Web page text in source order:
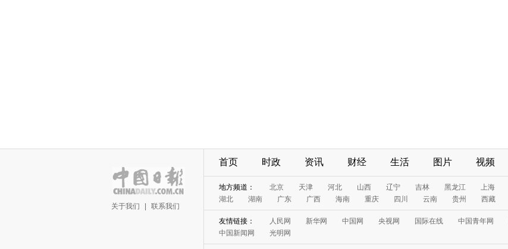
关于我们 联系我们
首页 时政 资讯 财经 生活 图片 视频
地方频道： 北京 天津 河北 山西 辽宁 吉林 黑龙江 上海
湖北
湖南 广东 广西 海南 重庆 四川 云南 贵州 西藏
友情链接： 人民网 新华网 中国网 央视网 国际在线 中国青年网
中国新闻网
光明网